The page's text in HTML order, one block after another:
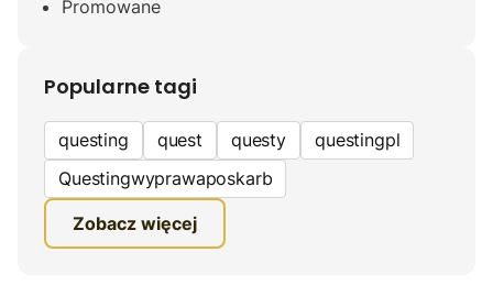
Promowane
Popularne tagi
questing quest questy
questingpl
Questingwyprawaposkarb
edukacyjna gra terenowa
fundacja questingu
Zobacz więcej